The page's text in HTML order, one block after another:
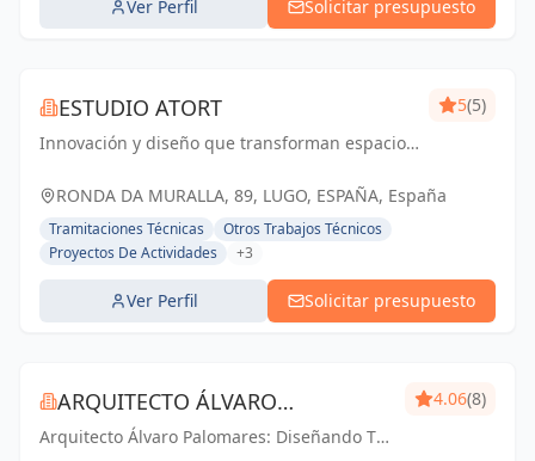
Ver Perfil Solicitar presupuesto
ESTUDIO ATORT
Innovación y diseño que transforman espacios
5(5)
RONDA DA MURALLA, 89, LUGO, ESPAÑA, España
Tramitaciones Técnicas
Otros Trabajos Técnicos
Proyectos De Actividades
+3
Ver Perfil Solicitar presupuesto
ARQUITECTO ÁLVARO
PALOMARES
Arquitecto Álvaro Palomares: Diseñando Tu
4.06(8)